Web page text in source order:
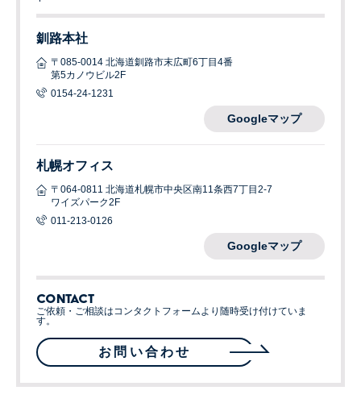
釧路本社
〒085-0014 北海道釧路市末広町6丁目4番
第5カノウビル2F
0154-24-1231
Googleマップ
札幌オフィス
〒064-0811 北海道札幌市中央区南11条西7丁目2-7
ワイズパーク2F
011-213-0126
Googleマップ
CONTACT
ご依頼・ご相談はコンタクトフォームより随時受け付けていま
す。
お問い合わせ